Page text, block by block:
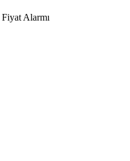
Fiyat Alarmı